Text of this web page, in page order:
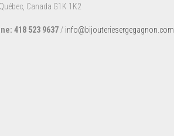
Canada G1K 1K2
418 523 9637 / info@bijouteriesergegagnon.com